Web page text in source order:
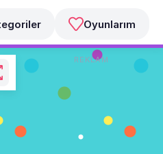
Oyunlarım
REKLAM